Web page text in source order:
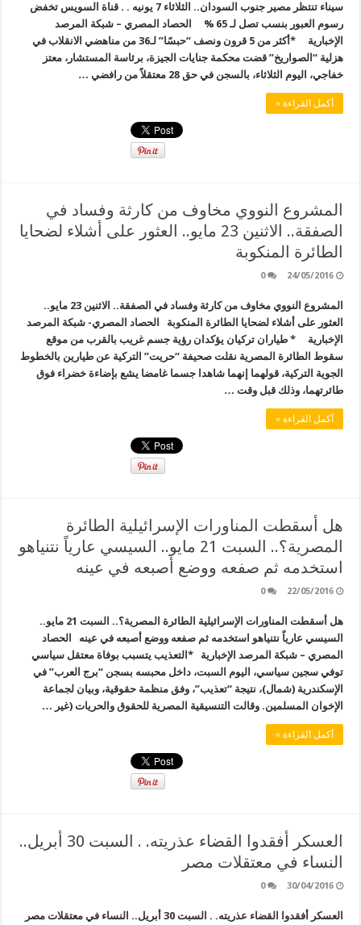
سيناء تنتظر مصير جنوب السودان.. الثلاثاء 7 يونيه . . قناة السويس تخفض
رسوم العبور بنسب تصل لـ 65 % الحصاد المصري – شبكة المرصد
الإخبارية *أكثر من 5 قرون ونصف “حبسًا” لـ36 من مناهضي الانقلاب في
هزلية “الصواريخ” قضت محكمة جنايات الجيزة، برئاسة المستشار، معتز
خفاجي، اليوم الثلاثاء، بالسجن في حق 28 معتقلاً من رافضي …
أكمل القراءة »
المشروع النووي مخاوف من كارثة وفساد في
الصفقة.. الاثنين 23 مايو.. العثور على أشلاء لضحايا
الطائرة المنكوبة
24/05/2016
0
المشروع النووي مخاوف من كارثة وفساد في الصفقة.. الاثنين 23 مايو..
العثور على أشلاء لضحايا الطائرة المنكوبة الحصاد المصري- شبكة المرصد
الإخبارية * طياران تركيان يؤكدان رؤية جسم غريب بالقرب من موقع
سقوط الطائرة المصرية نقلت صحيفة “حريت” التركية عن طيارين بالخطوط
الجوية التركية، قولهما إنهما شاهدا جسما غامضا يشع بإضاءة خضراء فوق
طائرتهما، وذلك قبل وقت …
أكمل القراءة »
هل أسقطت المناورات الإسرائيلية الطائرة
المصرية؟.. السبت 21 مايو.. السيسي عارياً نتنياهو
استخدمه ثم صفعه ووضع أصبعه في عينه
22/05/2016
0
هل أسقطت المناورات الإسرائيلية الطائرة المصرية؟.. السبت 21 مايو..
السيسي عارياً نتنياهو استخدمه ثم صفعه ووضع أصبعه في عينه الحصاد
المصري – شبكة المرصد الإخبارية *التعذيب يتسبب بوفاة معتقل سياسي
توفي سجين سياسي، اليوم السبت، داخل محبسه بسجن “برج العرب” في
الإسكندرية (شمال)، نتيجة “تعذيب”، وفق منظمة حقوقية، وبيان لجماعة
الإخوان المسلمين. وقالت التنسيقية المصرية للحقوق والحريات (غير …
أكمل القراءة »
العسكر أفقدوا القضاء عذريته. . السبت 30 أبريل..
النساء في معتقلات مصر
30/04/2016
0
العسكر أفقدوا القضاء عذريته. . السبت 30 أبريل.. النساء في معتقلات مصر